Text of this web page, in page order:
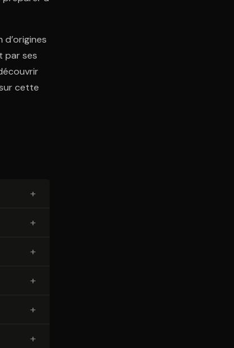
par ses
cette
+
+
+
+
+
+